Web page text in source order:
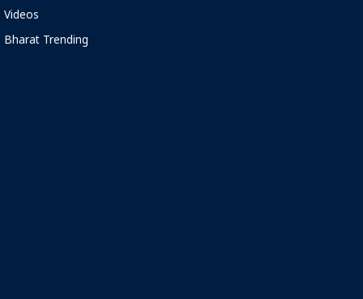
Videos
Bharat Trending